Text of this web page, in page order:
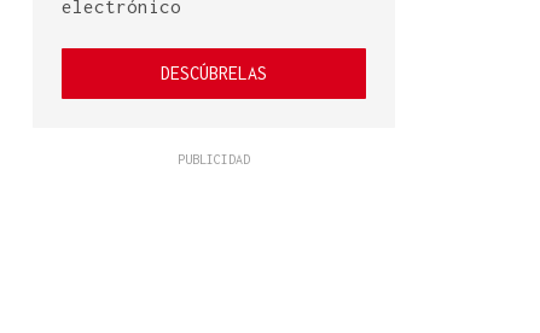
electrónico
DESCÚBRELAS